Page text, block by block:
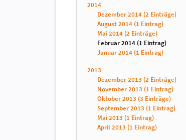
2014
Dezember 2014 (2 Einträge)
August 2014 (1 Eintrag)
Mai 2014 (2 Einträge)
Februar 2014 (1 Eintrag)
Januar 2014 (1 Eintrag)
2013
Dezember 2013 (2 Einträge)
November 2013 (1 Eintrag)
Oktober 2013 (3 Einträge)
September 2013 (1 Eintrag)
Mai 2013 (1 Eintrag)
April 2013 (1 Eintrag)